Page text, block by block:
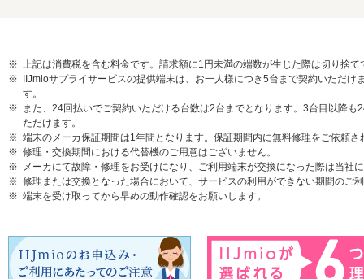
上記は消費税を含む料金です。請求額に1円未満の端数が生じた際は切り捨て
IIJmioサプライサービスの提供端末は、お一人様につき5台まで契約いただ
す。
また、24回払いでご契約いただける台数は2台までとなります。3台目以降
ただけます。
端末のメーカ保証期間は1年間となります。保証期間内に無料修理をご依頼
修理・交換期間における代替機のご用意はございません。
メーカにて故障・修理をお受けになり、ご利用端末が交換になった際は当社
修理または交換となった場合において、サービスの利用ができない期間のご
端末を受け取ってから早めの動作確認をお願いします。